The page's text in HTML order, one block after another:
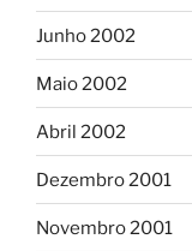
Junho 2002
Maio 2002
Abril 2002
Dezembro 2001
Novembro 2001